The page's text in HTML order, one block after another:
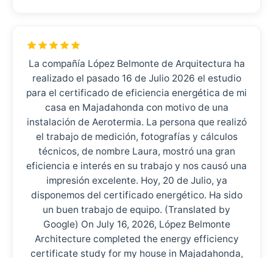
La compañía López Belmonte de Arquitectura ha
realizado el pasado 16 de Julio 2026 el estudio
para el certificado de eficiencia energética de mi
casa en Majadahonda con motivo de una
instalación de Aerotermia. La persona que realizó
el trabajo de medición, fotografías y cálculos
técnicos, de nombre Laura, mostró una gran
eficiencia e interés en su trabajo y nos causó una
impresión excelente. Hoy, 20 de Julio, ya
disponemos del certificado energético. Ha sido
un buen trabajo de equipo. (Translated by
Google) On July 16, 2026, López Belmonte
Architecture completed the energy efficiency
certificate study for my house in Majadahonda,